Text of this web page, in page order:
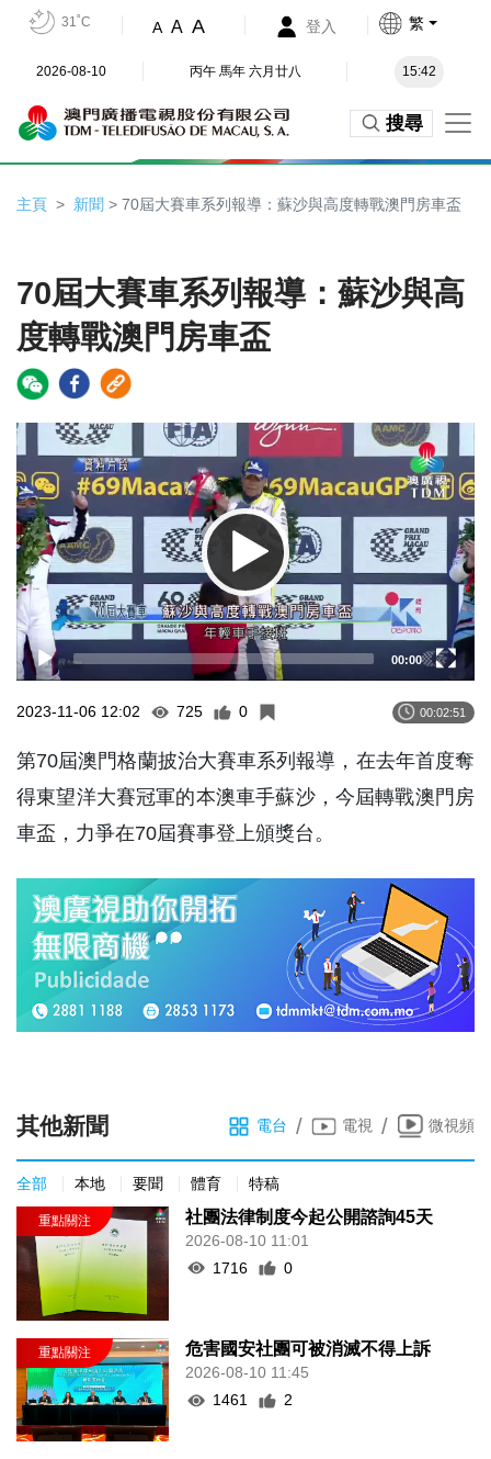
31˚C A A A 登入 繁
2026-08-10 丙午 馬年 六月廿八 15:42
搜尋
主頁 新聞 > 70屆大賽車系列報導：蘇沙與高度轉戰澳門房車盃
70屆大賽車系列報導：蘇沙與高
度轉戰澳門房車盃
Video
00:00
2023-11-06 12:02 725 0 00:02:51
第70屆澳門格蘭披治大賽車系列報導，在去年首度奪
得東望洋大賽冠軍的本澳車手蘇沙，今屆轉戰澳門房
車盃，力爭在70屆賽事登上頒獎台。
其他新聞 電台 / 電視 / 微視頻
全部 本地 要聞 體育 特稿
社團法律制度今起公開諮詢45天
2026-08-10 11:01
1716
0
危害國安社團可被消滅不得上訴
2026-08-10 11:45
1461
2